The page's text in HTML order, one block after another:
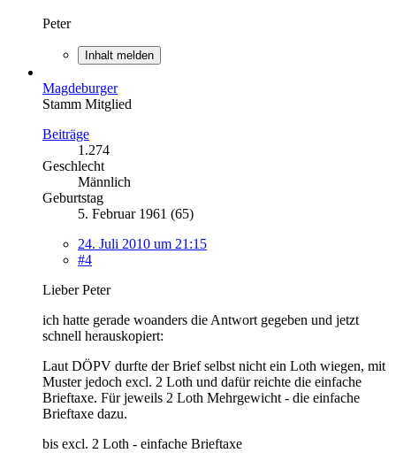
Peter
Inhalt melden
Magdeburger
Stamm Mitglied
Beiträge
1.274
Geschlecht
Männlich
Geburtstag
5. Februar 1961 (65)
24. Juli 2010 um 21:15
#4
Lieber Peter
ich hatte gerade woanders die Antwort gegeben und jetzt
schnell herauskopiert:
Laut DÖPV durfte der Brief selbst nicht ein Loth wiegen, mit
Muster jedoch excl. 2 Loth und dafür reichte die einfache
Brieftaxe. Für jeweils 2 Loth Mehrgewicht - die einfache
Brieftaxe dazu.
bis excl. 2 Loth - einfache Brieftaxe